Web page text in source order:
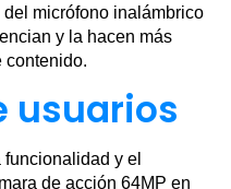
micrófono inalámbrico
y la hacen más
contenido.
usuarios
y el
de acción 64MP en